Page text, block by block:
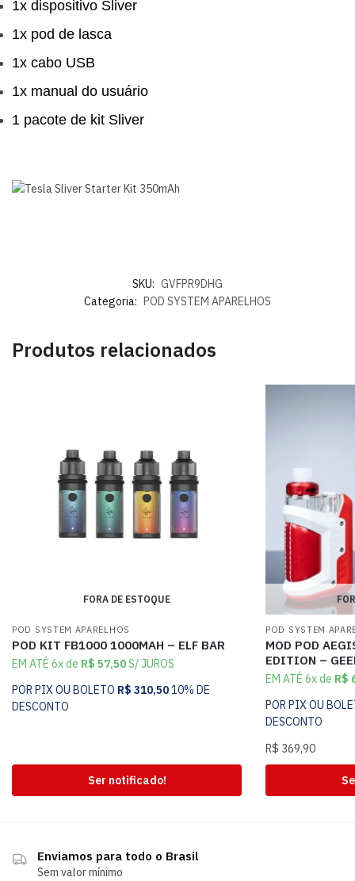
1x dispositivo Sliver
1x pod de lasca
1x cabo USB
1x manual do usuário
1 pacote de kit Sliver
SKU: GVFPR9DHG
Categoria: POD SYSTEM APARELHOS
Produtos relacionados
FORA DE ESTOQUE
POD SYSTEM APARELHOS
POD KIT FB1000 1000MAH – ELF BAR
EM ATÉ 6x de R$ 57,50S/ JUROS
POR PIX OU BOLETO R$ 310,5010% DE
DESCONTO
Ser notificado!
POD SYSTEM
MOD POD
EDITION –
EM ATÉ 6x de R$
POR PIX OU
DESCONTO
R$ 369,90
Enviamos para todo o Brasil
Sem valor mínimo